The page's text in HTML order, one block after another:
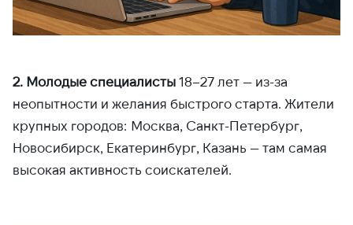
2. Молодые специалисты 18–27 лет — из-за
неопытности и желания быстрого старта. Жители
крупных городов: Москва, Санкт-Петербург,
Новосибирск, Екатеринбург, Казань — там самая
высокая активность соискателей.